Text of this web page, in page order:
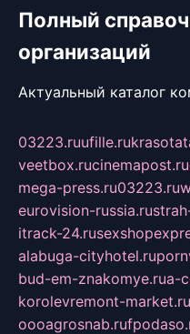
Полный
организаций
Актуальный каталог
03223.ruufille.ru
veetbox.rucinemapost.ru
mega-press.ru03223.ru
eurovision-russia.ru
itrack-24.ru
alabuga-cityhotel.ru
bud-em-znakomye.rua-
korolevremont-market.ru
oooagrosnab.ru